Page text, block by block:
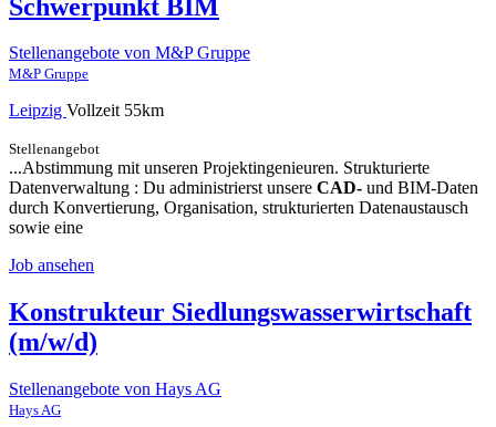
Schwerpunkt BIM
Stellenangebote von M&P Gruppe
M&P Gruppe
Leipzig Vollzeit 55km
Stellenangebot
...Abstimmung mit unseren Projektingenieuren. Strukturierte
Datenverwaltung : Du administrierst unsere CAD- und BIM-Daten
durch Konvertierung, Organisation, strukturierten Datenaustausch
sowie eine
Job ansehen
Konstrukteur Siedlungswasserwirtschaft
(m/w/d)
Stellenangebote von Hays AG
Hays AG